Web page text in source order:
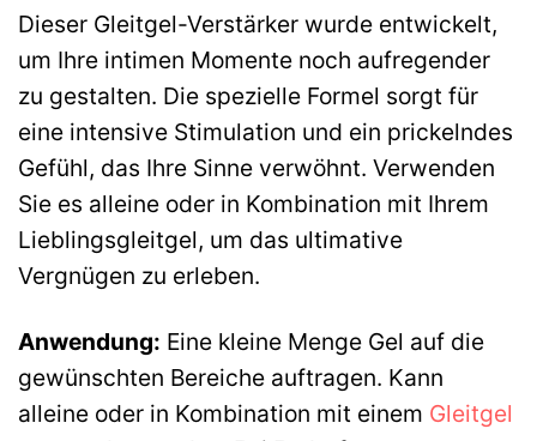
Dieser Gleitgel-Verstärker wurde entwickelt,
um Ihre intimen Momente noch aufregender
zu gestalten. Die spezielle Formel sorgt für
eine intensive Stimulation und ein prickelndes
Gefühl, das Ihre Sinne verwöhnt. Verwenden
Sie es alleine oder in Kombination mit Ihrem
Lieblingsgleitgel, um das ultimative
Vergnügen zu erleben.
Anwendung: Eine kleine Menge Gel auf die
gewünschten Bereiche auftragen. Kann
alleine oder in Kombination mit einem Gleitgel